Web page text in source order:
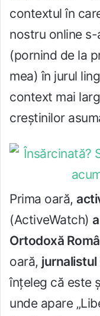
contextul în
nostru online s-
(pornind de la
mea) în jurul
context mai
creştinilor
Prima oară,
(ActiveWatch)
Ortodoxă
oară, jurnalistul
înţeleg că este
unde apare